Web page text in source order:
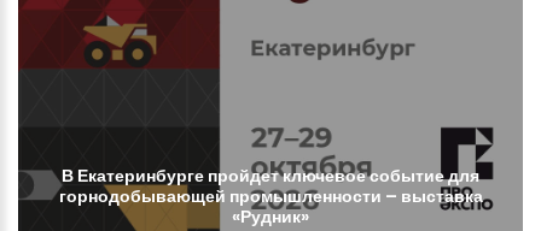
В Екатеринбурге пройдетключевоесобытиедля
горнодобывающей промышленности – выставка
«Рудник»